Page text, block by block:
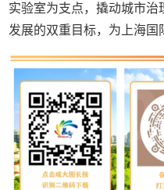
实验室为支点，撬动城市
发展的双重目标，为上海国